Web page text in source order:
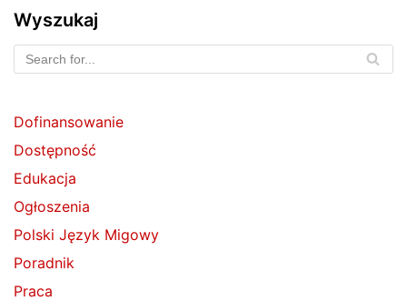
Wyszukaj
Dofinansowanie
Dostępność
Edukacja
Ogłoszenia
Polski Język Migowy
Poradnik
Praca